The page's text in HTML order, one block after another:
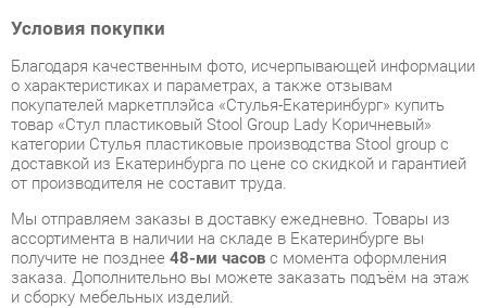
покупателей маркетплэйса «Стулья-Екатеринбург» купить
товар «Стул пластиковый Stool Group Lady Коричневый»
категории Стулья пластиковые производства Stool group с
доставкой из Екатеринбурга по цене со скидкой и гарантией
от производителя не составит труда.
Мы отправляем заказы в доставку ежедневно. Товары из
ассортимента в наличии на складе в Екатеринбурге вы
получите не позднее48-ми часовс момента оформления
заказа. Дополнительно вы можете заказать подъём на этаж
Срок доставки в другие регионы, и для товаров, находящихся
на складах производителей, рассчитывается индивидуально.
Уточнить наличие, срок и стоимость доставки вы можете
через формуобратной связи.